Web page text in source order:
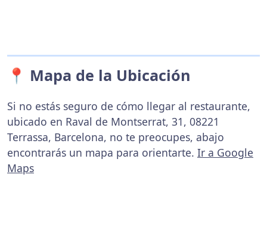
📍 Mapa de la Ubicación
Si no estás seguro de cómo llegar al restaurante,
ubicado en Raval de Montserrat, 31, 08221
Terrassa, Barcelona, no te preocupes, abajo
encontrarás un mapa para orientarte. Ir a Google
Maps